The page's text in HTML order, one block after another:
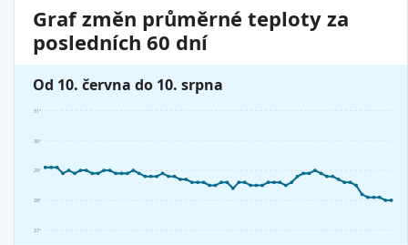
Graf změn průměrné teploty za
posledních 60 dní
Od 10. června do 10. srpna
27°
28°
29°
30°
31°